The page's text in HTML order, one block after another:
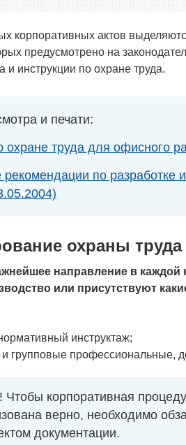
корпоративных актов
предусмотрено на
и инструкции по охране труда.
и печати:
охране труда для офисного
по разработке
охраны труда
направление в каждой
или присутствуют
инструктаж;
групповые профессиональные,
Чтобы корпоративная
верно, необходимо
документации.